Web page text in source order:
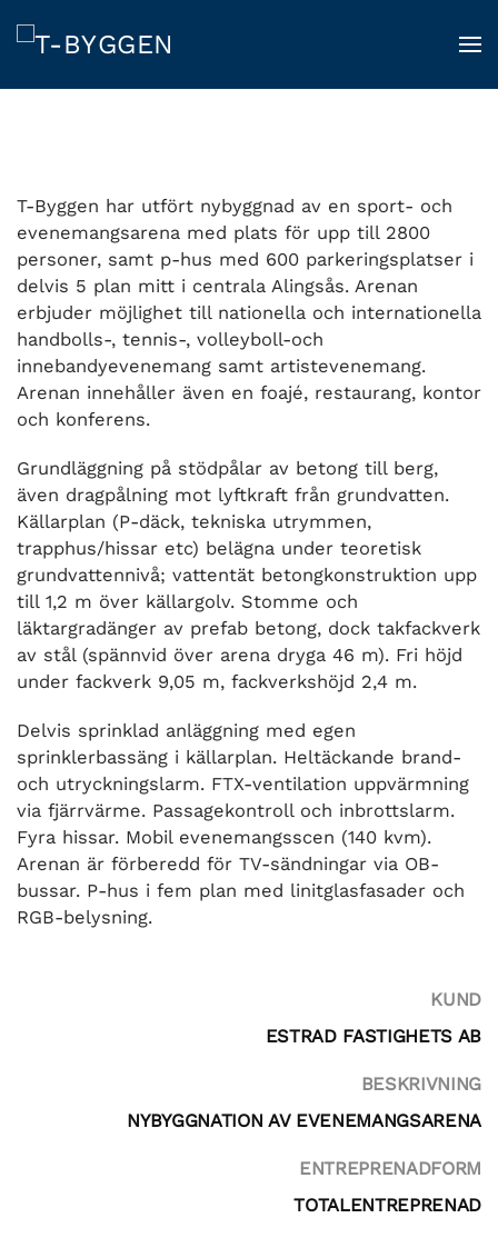
to
T-Byggen har utfört nybyggnad av en sport- och
evenemangsarena med plats för upp till 2800
personer, samt p-hus med 600 parkeringsplatser i
delvis 5 plan mitt i centrala Alingsås. Arenan
erbjuder möjlighet till nationella och internationella
handbolls-, tennis-, volleyboll-och
innebandyevenemang samt artistevenemang.
Arenan innehåller även en foajé, restaurang, kontor
och konferens.
Grundläggning på stödpålar av betong till berg,
även dragpålning mot lyftkraft från grundvatten.
Källarplan (P-däck, tekniska utrymmen,
trapphus/hissar etc) belägna under teoretisk
grundvattennivå; vattentät betongkonstruktion upp
till 1,2 m över källargolv. Stomme och
läktargradänger av prefab betong, dock takfackverk
av stål (spännvid över arena dryga 46 m). Fri höjd
under fackverk 9,05 m, fackverkshöjd 2,4 m.
Delvis sprinklad anläggning med egen
sprinklerbassäng i källarplan. Heltäckande brand-
och utryckningslarm. FTX-ventilation uppvärmning
via fjärrvärme. Passagekontroll och inbrottslarm.
Fyra hissar. Mobil evenemangsscen (140 kvm).
Arenan är förberedd för TV-sändningar via OB-
bussar. P-hus i fem plan med linitglasfasader och
RGB-belysning.
KUND
ESTRAD FASTIGHETS AB
BESKRIVNING
NYBYGGNATION AV EVENEMANGSARENA
ENTREPRENADFORM
TOTALENTREPRENAD